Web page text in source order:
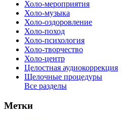
Холо-мероприятия
Холо-музыка
Холо-оздоровление
Холо-поход
Холо-психология
Холо-творчество
Холо-центр
Целостная аудиокоррекция
Щелочные процедуры
Все разделы
Метки